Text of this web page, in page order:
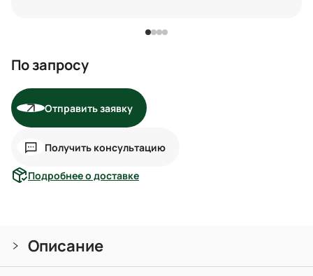
По запросу
Отправить заявку
Получить консультацию
Подробнее о доставке
Описание